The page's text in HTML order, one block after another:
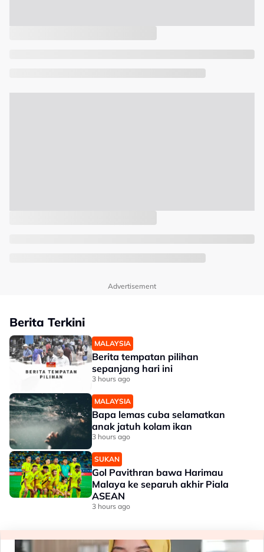
Advertisement
Berita Terkini
MALAYSIA
Berita tempatan pilihan
sepanjang hari ini
3 hours ago
MALAYSIA
Bapa lemas cuba selamatkan
anak jatuh kolam ikan
3 hours ago
SUKAN
Gol Pavithran bawa Harimau
Malaya ke separuh akhir Piala
ASEAN
3 hours ago